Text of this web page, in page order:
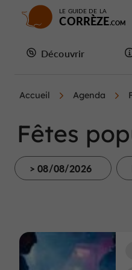
LE GUIDE DE LA
CORRÈZE
Découvrir
Accueil Agenda
Fêtes
> 08/08/2026